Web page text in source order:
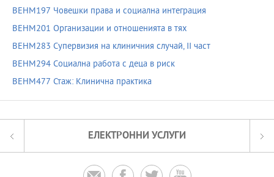
BEHM197 Човешки права и социална интеграция
BEHM201 Организации и отношенията в тях
BEHM283 Супервизия на клиничния случай, II част
BEHM294 Социална работа с деца в риск
BEHM477 Стаж: Клинична практика
ЕЛЕКТРОННИ УСЛУГИ